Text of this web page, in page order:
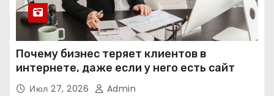
Почему бизнес теряет клиентов в
интернете, даже если у него есть сайт
Июл 27, 2026 Admin